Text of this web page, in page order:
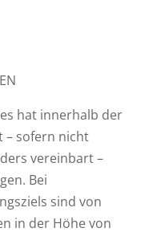
hat innerhalb der
– sofern nicht
vereinbart –
Bei
sind von
in der Höhe von